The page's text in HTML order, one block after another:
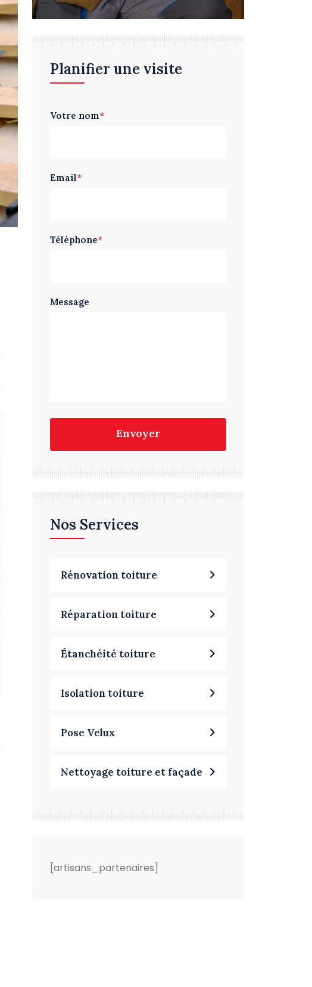
Planifier une visite
Votre nom*
Email*
Téléphone*
Message
Envoyer
Nos Services
Rénovation toiture
Réparation toiture
Étanchéité toiture
Isolation toiture
Pose Velux
Nettoyage toiture et façade
[artisans_partenaires]